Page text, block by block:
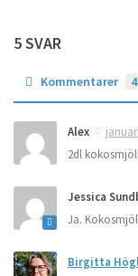
5 SVAR
Kommentarer 4
Alex
2dl
Jessica
Ja.
Birgitta